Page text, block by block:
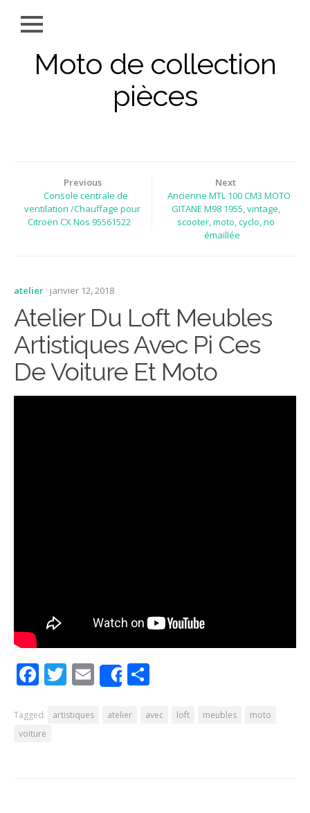
Moto de collection
pièces
Previous
Console centrale de
ventilation /Chauffage pour
Citroën CX Nos 95561522
Next
Ancienne MTL 100 CM3 MOTO
GITANE M98 1955, vintage,
scooter, moto, cyclo, no
émaillée
atelier · janvier 12, 2018
Atelier Du Loft Meubles
Artistiques Avec Pi Ces
De Voiture Et Moto
Facebook
Twitter
Email
SharePartager
Tagged: artistiques atelier avec loft meubles
moto
voiture